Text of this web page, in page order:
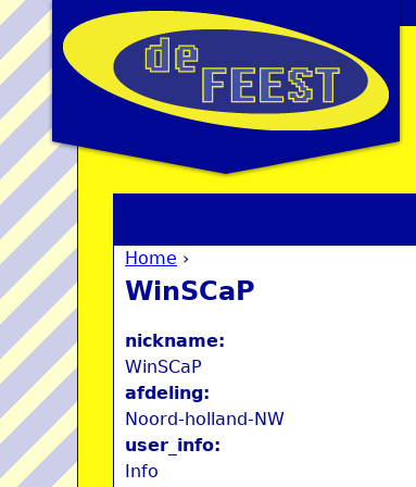
You are here
Home ›
WinSCaP
nickname:
WinSCaP
afdeling:
Noord-holland-NW
user_info:
Info